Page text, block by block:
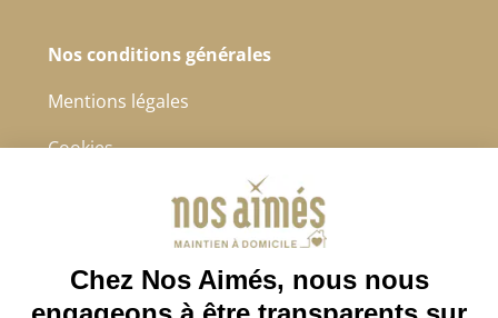
Nos conditions générales
Mentions légales
Cookies
Protection des données à caractère personnel